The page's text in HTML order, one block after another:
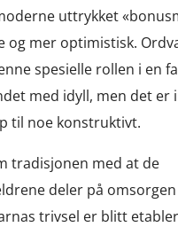
uttrykket
og mer optimistisk.
spesielle rollen i en
med idyll, men det er
til noe konstruktivt.
tradisjonen med at de
deler på
trivsel er blitt